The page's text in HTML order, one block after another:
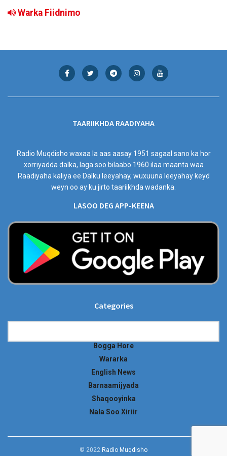
Warka Fiidnimo
TAARIIKHDA RAADIYAHA
Radio Muqdisho waxaa la aas aasay 1951 sagaal sano ka hor
xorriyadda dalka, laga soo bilaabo 1960 ilaa maanta waa
Raadiyaha kaliya ee Dalku leeyahay, wuxuuna leeyahay keyd
weyn oo ay ku jirto taariikhda wadanka.
LASOO DEG APP-KEENA
Categories
Bogga Hore
Wararka
English News
Barnaamijyada
Shaqooyinka
Nala Soo Xiriir
© 2022 Radio Muqdisho